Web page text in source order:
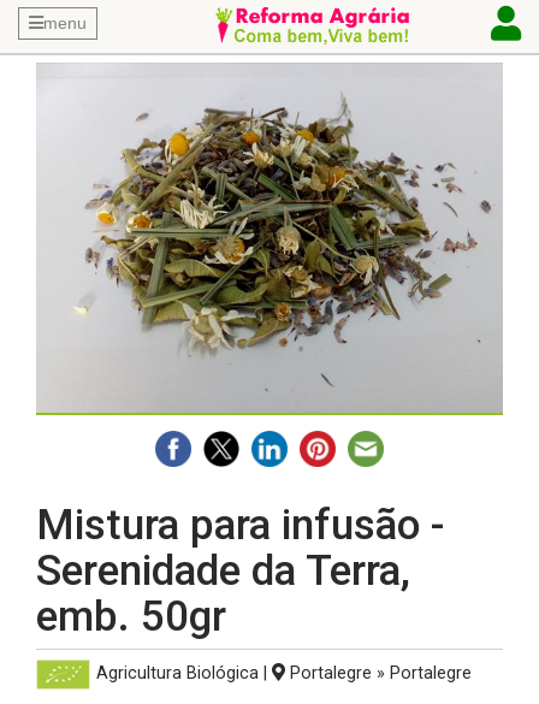
menu
Mistura para infusão -
Serenidade da Terra,
emb. 50gr
Agricultura Biológica| Portalegre » Portalegre